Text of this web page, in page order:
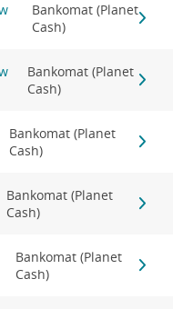
Bankomat (Planet
Cash)
Bankomat (Planet
Cash)
Bankomat (Planet
Cash)
Bankomat (Planet
Cash)
Bankomat (Planet
Cash)